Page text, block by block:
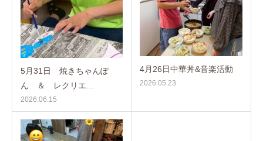
5月31日 焼きちゃんぽ
ん ＆ レクリエ…
2026.06.15
4月26日中華丼&音楽活動
2026.05.23